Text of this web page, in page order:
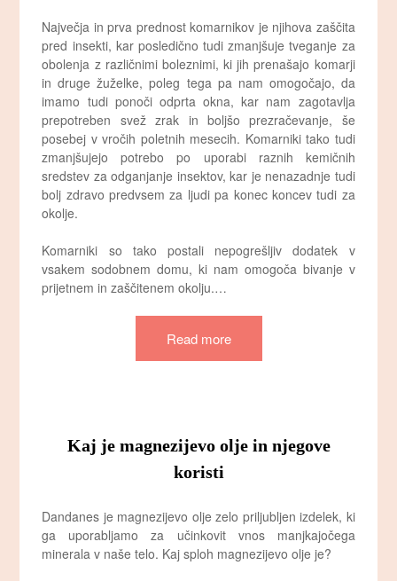
Največja in prva prednost komarnikov je njihova zaščita
pred insekti, kar posledično tudi zmanjšuje tveganje za
obolenja z različnimi boleznimi, ki jih prenašajo komarji
in druge žuželke, poleg tega pa nam omogočajo, da
imamo tudi ponoči odprta okna, kar nam zagotavlja
prepotreben svež zrak in boljšo prezračevanje, še
posebej v vročih poletnih mesecih. Komarniki tako tudi
zmanjšujejo potrebo po uporabi raznih kemičnih
sredstev za odganjanje insektov, kar je nenazadnje tudi
bolj zdravo predvsem za ljudi pa konec koncev tudi za
okolje.
Komarniki so tako postali nepogrešljiv dodatek v
vsakem sodobnem domu, ki nam omogoča bivanje v
prijetnem in zaščitenem okolju.…
Read more
Kaj je magnezijevo olje in njegove
koristi
Dandanes je magnezijevo olje zelo priljubljen izdelek, ki
ga uporabljamo za učinkovit vnos manjkajočega
minerala v naše telo. Kaj sploh magnezijevo olje je?